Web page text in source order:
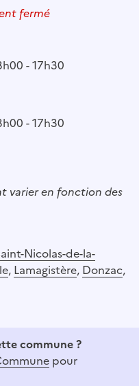
fermé
- 17h30
- 17h30
varier en fonction des
Nicolas-de-la-
, Lamagistère, Donzac,
commune ?
pour